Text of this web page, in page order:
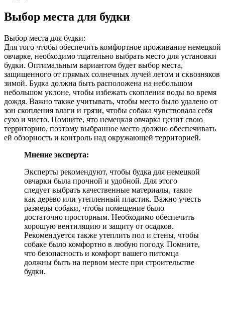
Выбор места для будки
Выбор места для будки:
Для того чтобы обеспечить комфортное проживание немецкой
овчарке, необходимо тщательно выбрать место для установки
будки. Оптимальным вариантом будет выбор места,
защищенного от прямых солнечных лучей летом и сквозняков
зимой. Будка должна быть расположена на небольшом
небольшом уклоне, чтобы избежать скопления воды во время
дождя. Важно также учитывать, чтобы место было удалено от
зон скопления влаги и грязи, чтобы собака чувствовала себя
сухо и чисто. Помните, что немецкая овчарка ценит свою
территорию, поэтому выбранное место должно обеспечивать
ей обзорность и контроль над окружающей территорией.
Мнение эксперта:
Эксперты рекомендуют, чтобы будка для немецкой
овчарки была прочной и удобной. Для этого
следует выбрать качественные материалы, такие
как дерево или утепленный пластик. Важно учесть
размеры собаки, чтобы помещение было
достаточно просторным. Необходимо обеспечить
хорошую вентиляцию и защиту от осадков.
Рекомендуется также утеплить пол и стены, чтобы
собаке было комфортно в любую погоду. Помните,
что безопасность и комфорт вашего питомца
должны быть на первом месте при строительстве
будки.